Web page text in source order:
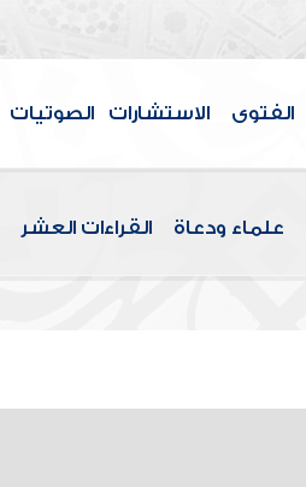
الفتوى الاستشارات الصوتيات
علماء ودعاة القراءات العشر